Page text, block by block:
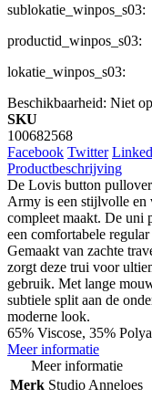
sublokatie_winpos_s03:
productid_winpos_s03:
lokatie_winpos_s03:
Beschikbaarheid: Niet
SKU
100682568
Facebook Twitter
Productbeschrijving
De Lovis button
Army is een stijlvolle en
compleet maakt. De uni
een comfortabele
Gemaakt van zachte
zorgt deze trui voor
gebruik. Met lange
subtiele split aan de
moderne look.
65% Viscose, 35%
Meer informatie
Meer informatie
Merk Studio Anneloes